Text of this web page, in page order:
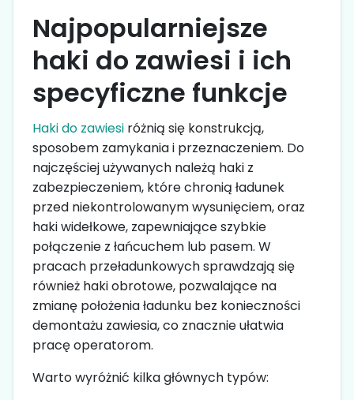
Najpopularniejsze
haki do zawiesi i ich
specyficzne funkcje
Haki do zawiesi różnią się konstrukcją,
sposobem zamykania i przeznaczeniem. Do
najczęściej używanych należą haki z
zabezpieczeniem, które chronią ładunek
przed niekontrolowanym wysunięciem, oraz
haki widełkowe, zapewniające szybkie
połączenie z łańcuchem lub pasem. W
pracach przeładunkowych sprawdzają się
również haki obrotowe, pozwalające na
zmianę położenia ładunku bez konieczności
demontażu zawiesia, co znacznie ułatwia
pracę operatorom.
Warto wyróżnić kilka głównych typów: